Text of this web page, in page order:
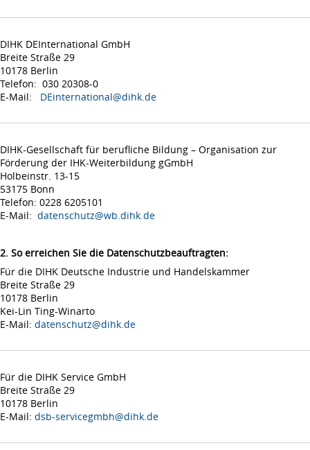
DIHK DEInternational GmbH
Breite Straße 29
10178 Berlin
Telefon: 030 20308-0
E-Mail: DEinternational@dihk.de
DIHK-Gesellschaft für berufliche Bildung – Organisation zur
Förderung der IHK-Weiterbildung gGmbH
Holbeinstr. 13-15
53175 Bonn
Telefon: 0228 6205101
E-Mail: datenschutz@wb.dihk.de
2. So erreichen Sie die Datenschutzbeauftragten:
Für die DIHK Deutsche Industrie und Handelskammer
Breite Straße 29
10178 Berlin
Kei-Lin Ting-Winarto
E-Mail: datenschutz@dihk.de
Für die DIHK Service GmbH
Breite Straße 29
10178 Berlin
E-Mail: dsb-servicegmbh@dihk.de